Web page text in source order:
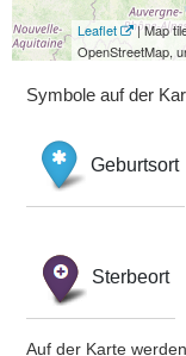
Leaflet
| Map
OpenStreetMap,
Symbole auf der
Geburtsort
Sterbeort
Auf der Karte